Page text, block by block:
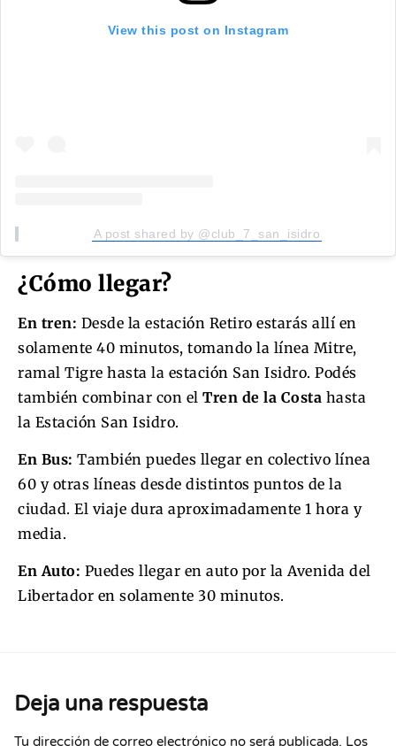
View this post on Instagram
A post shared by @club_7_san_isidro
¿Cómo llegar?
En tren: Desde la estación Retiro estarás allí en
solamente 40 minutos, tomando la línea Mitre,
ramal Tigre hasta la estación San Isidro. Podés
también combinar con el Tren de la Costa hasta
la Estación San Isidro.
En Bus: También puedes llegar en colectivo línea
60 y otras líneas desde distintos puntos de la
ciudad. El viaje dura aproximadamente 1 hora y
media.
En Auto: Puedes llegar en auto por la Avenida del
Libertador en solamente 30 minutos.
Deja una respuesta
Tu dirección de correo electrónico no será publicada. Los